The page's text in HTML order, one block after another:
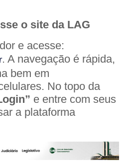
o site da LAG
e acesse:
. A navegação é rápida,
bem em
No topo da
e entre com seus
a plataforma